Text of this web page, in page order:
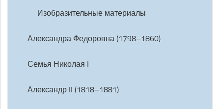
Изобразительные материалы
Александра Федоровна (1798–1860)
Семья Николая I
Александр II (1818–1881)